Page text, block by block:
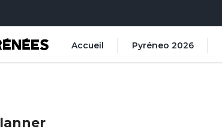
Accueil Pyréneo 2026